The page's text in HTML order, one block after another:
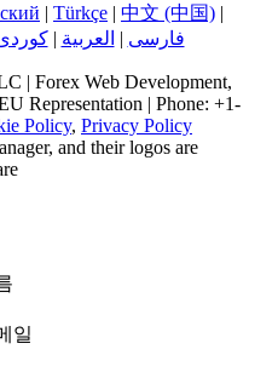
| Türkçe | 中文 (中国) |
| العربية | فارسی
| Forex Web Development,
Representation | Phone: +1-
Policy, Privacy Policy
and their logos are
일